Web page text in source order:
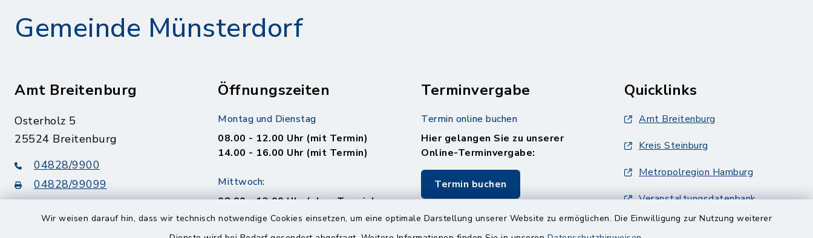
Wir weisen darauf hin, dass wir technisch notwendige Cookies einsetzen, um eine optimale Darstellung unserer Website zu ermöglichen. Die Einwilligung zur Nutzung weiterer
Gemeinde Münsterdorf
Amt Breitenburg
Osterholz 5
25524 Breitenburg
04828/9900
04828/99099
info@amt-breitenburg.de
Öffnungszeiten
Montag und Dienstag
08.00 - 12.00 Uhr (mit Termin)
14.00 - 16.00 Uhr (mit Termin)
Mittwoch:
08.00 - 12.00 Uhr (ohne Termin)
14.00 - 18.00 Uhr (ohne Termin)
Terminvergabe
Termin online buchen
Hier gelangen Sie zu unserer
Online-Terminvergabe:
Termin buchen
Quicklinks
Amt Breitenburg
Kreis Steinburg
Metropolregion Hamburg
Veranstaltungsdatenbank
Metropolregion Hamburg